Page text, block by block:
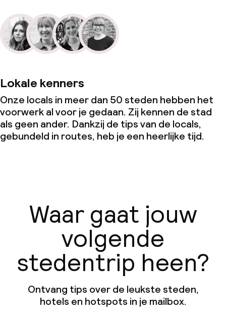
Lokale kenners
Onze locals in meer dan 50 steden hebben het
voorwerk al voor je gedaan. Zij kennen de stad
als geen ander. Dankzij de tips van de locals,
gebundeld in routes, heb je een heerlijke tijd.
Waar gaat jouw
volgende
stedentrip heen?
Ontvang tips over de leukste steden,
hotels en hotspots in je mailbox.